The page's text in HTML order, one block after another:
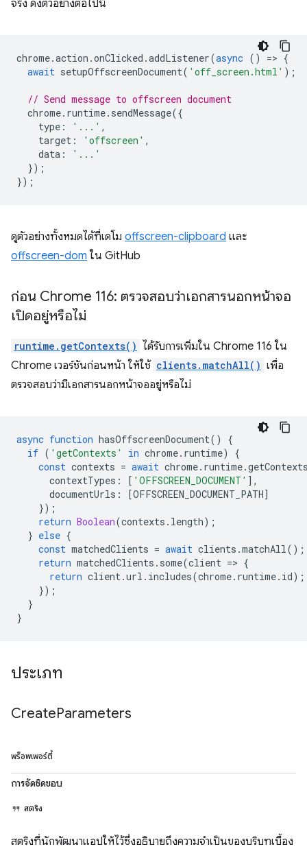
จริง ดังตัวอย่างต่อไปนี้
chrome.action .onClicked .addListener(async () => {
await setupOffscreenDocument( 'off_screen.html' );
// Send message to offscreen document
chrome. runtime. sendMessage({
type : '...' ,
target : 'offscreen' ,
data :
'...'
});
});
ดูตัวอย่างทั้งหมดได้ที่เดโม offscreen-clipboard และ
offscreen-dom ใน GitHub
ก่อน Chrome 116: ตรวจสอบว่าเอกสารนอกหน้าจอ
เปิดอยู่หรือไม่
runtime.getContexts() ได้รับการเพิ่มใน Chrome 116 ใน
Chrome เวอร์ชันก่อนหน้า ให้ใช้ clients.matchAll() เพื่อ
ตรวจสอบว่ามีเอกสารนอกหน้าจออยู่หรือไม่
async function hasOffscreenDocument()
{
if ( 'getContexts' in chrome. runtime)
{
const contexts = await chrome. runtime.
contextTypes : [ 'OFFSCREEN_DOCUMENT' ],
documentUrls : [OFFSCREEN_DOCUMENT_PATH]
});
return Boolean(contexts . length);
} else {
const matchedClients = await clients .matchAll();
return matchedClients . some(client => {
return client.url . includes(chrome. runtime. id);
});
}
}
ประเภท
CreateParameters
พร็อพเพอร์ตี้
การจัดชิดขอบ
สตริง
สตริงที่นักพัฒนาแอปให้ไว้ซึ่งอธิบายถึงความจำเป็นของบริบทเบื้อง